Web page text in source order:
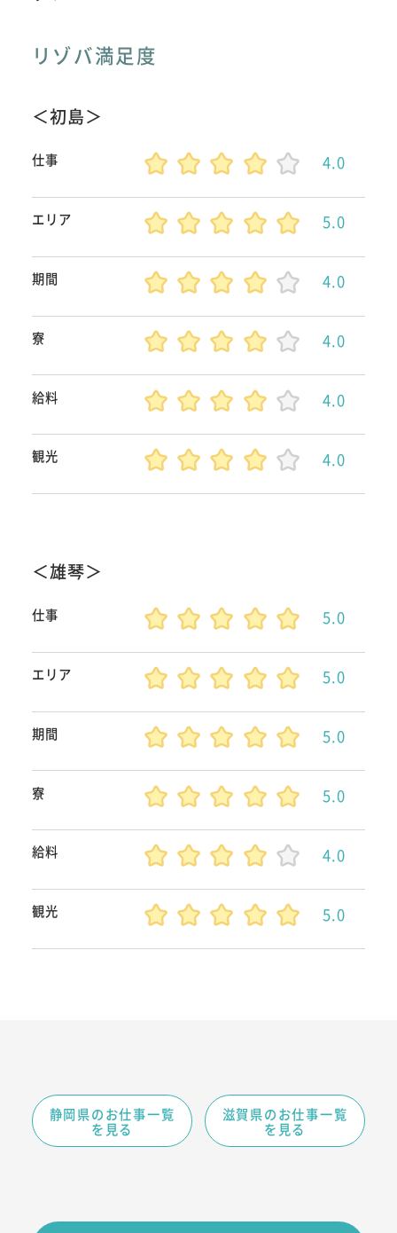
リゾバ満足度
＜初島＞
仕事 4.0
エリア 5.0
期間 4.0
寮 4.0
給料 4.0
観光 4.0
＜雄琴＞
仕事 5.0
エリア 5.0
期間 5.0
寮 5.0
給料 4.0
観光 5.0
静岡県のお仕事一覧
を見る
滋賀県のお仕事一覧
を見る